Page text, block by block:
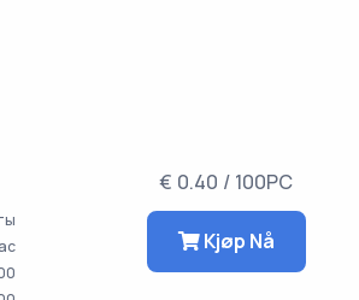
€ 0.40 / 100PC
Kjøp Nå